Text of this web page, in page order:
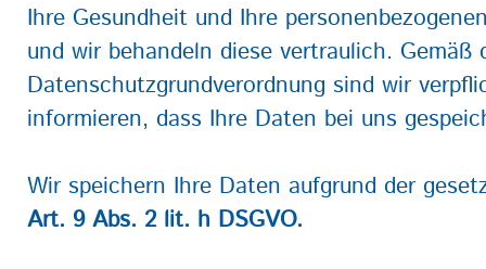
Ihre Gesundheit und Ihre
und wir behandeln diese vertraulich. Gemäß
Datenschutzgrundverordnung sind wir
informieren, dass Ihre Daten bei uns
Wir speichern Ihre Daten aufgrund der
Art. 9 Abs. 2 lit. h DSGVO.